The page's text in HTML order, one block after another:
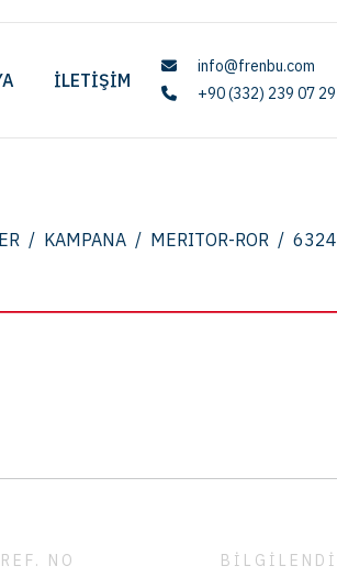
İLETIŞIM
info@frenbu.com
+90 (332) 239 07 29
/ KAMPANA / MERITOR-ROR /
NO